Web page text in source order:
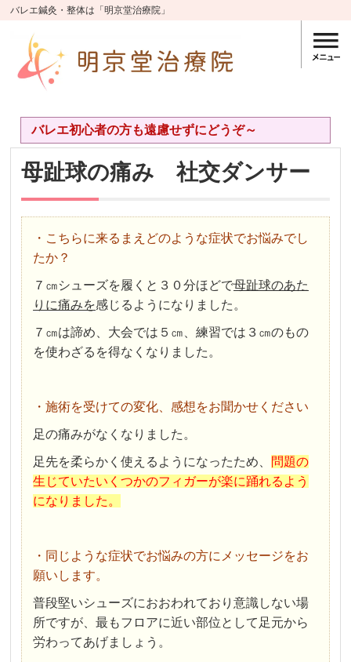
バレエ鍼灸・整体は「明京堂治療院」
バレエ初心者の方も遠慮せずにどうぞ～
母趾球の痛み 社交ダンサー
・こちらに来るまえどのような症状でお悩みでし
たか？
７㎝シューズを履くと３０分ほどで母趾球のあた
りに痛みを感じるようになりました。
７㎝は諦め、大会では５㎝、練習では３㎝のもの
を使わざるを得なくなりました。
・施術を受けての変化、感想をお聞かせください
足の痛みがなくなりました。
足先を柔らかく使えるようになったため、
問題の
生じていたいくつかのフィガーが楽に踊れるよう
になりました。
・同じような症状でお悩みの方にメッセージをお
願いします。
普段堅いシューズにおおわれており意識しない場
所ですが、最もフロアに近い部位として足元から
労わってあげましょう。